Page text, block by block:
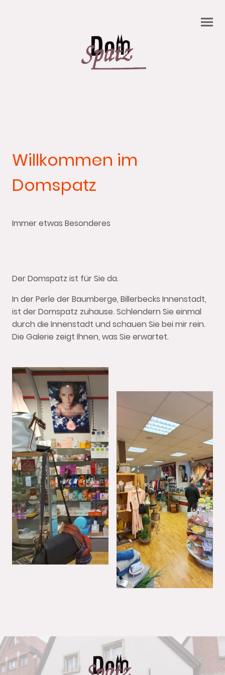
Willkommen im
Domspatz
Immer etwas Besonderes
Der Domspatz ist für Sie da.
In der Perle der Baumberge, Billerbecks Innenstadt,
ist der Domspatz zuhause. Schlendern Sie einmal
durch die Innenstadt und schauen Sie bei mir rein.
Die Galerie zeigt Ihnen, was Sie erwartet.